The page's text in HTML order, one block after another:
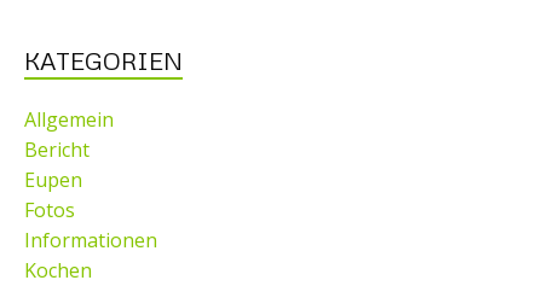
KATEGORIEN
Allgemein
Bericht
Eupen
Fotos
Informationen
Kochen